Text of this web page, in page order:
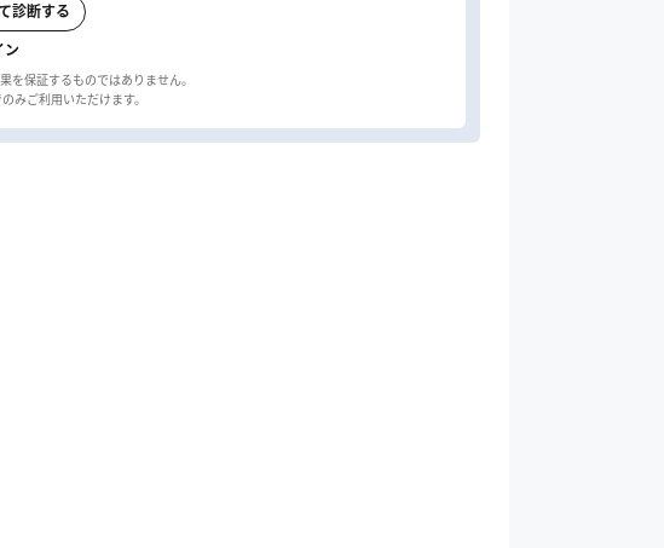
診断する
ン
を保証するものではありません。